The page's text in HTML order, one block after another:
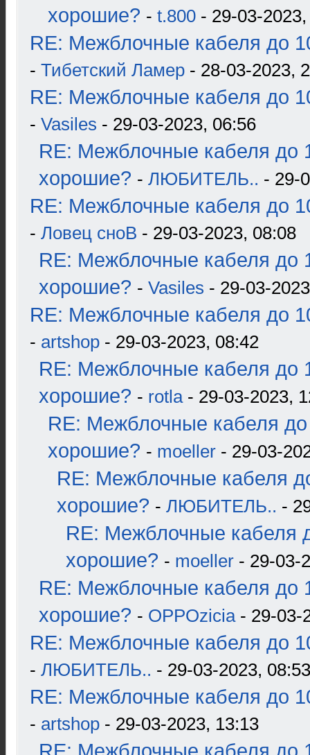
хорошие? - t.800 - 29-03-
RE: Межблочные кабеля до
- Тибетский Ламер - 28-03-2023,
RE: Межблочные кабеля до
- Vasiles - 29-03-2023, 06:56
RE: Межблочные кабеля до
хорошие? - ЛЮБИТЕЛЬ.. - 29-
RE: Межблочные кабеля до
- Ловец сноВ - 29-03-2023, 08:08
RE: Межблочные кабеля до
хорошие? - Vasiles - 29-03-
RE: Межблочные кабеля до
- artshop - 29-03-2023, 08:42
RE: Межблочные кабеля до
хорошие? - rotla- 29-03-2023,
RE: Межблочные кабеля до
хорошие? - moeller - 29-03-
RE: Межблочные кабеля
хорошие? - ЛЮБИТЕЛЬ.. -
RE: Межблочные кабеля
хорошие? - moeller - 29-03-
RE: Межблочные кабеля до
хорошие? - OPPOzicia- 29-03-
RE: Межблочные кабеля до
- ЛЮБИТЕЛЬ.. - 29-03-2023, 08:53
RE: Межблочные кабеля до
- artshop - 29-03-2023, 13:13